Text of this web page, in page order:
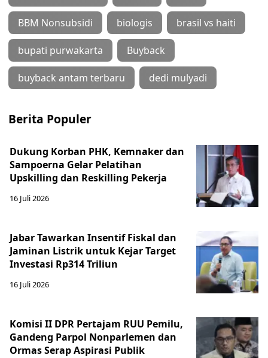
BBM Nonsubsidi biologis brasil vs haiti
bupati purwakarta Buyback
buyback antam terbaru dedi mulyadi
Berita Populer
Dukung Korban PHK, Kemnaker dan
Sampoerna Gelar Pelatihan
Upskilling dan Reskilling Pekerja
16 Juli 2026
Jabar Tawarkan Insentif Fiskal dan
Jaminan Listrik untuk Kejar Target
Investasi Rp314 Triliun
16 Juli 2026
Komisi II DPR Pertajam RUU Pemilu,
Gandeng Parpol Nonparlemen dan
Ormas Serap Aspirasi Publik